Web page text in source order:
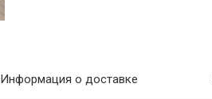
Информация о доставке